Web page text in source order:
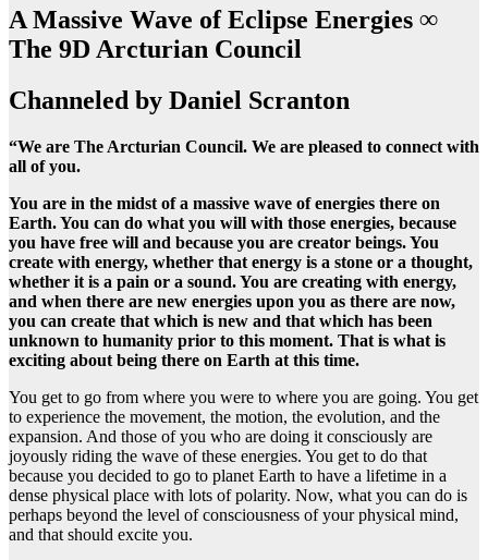
A Massive Wave of Eclipse Energies ∞
The 9D Arcturian Council
Channeled by Daniel Scranton
“We are The Arcturian Council. We are pleased to connect with
all of you.
You are in the midst of a massive wave of energies there on
Earth. You can do what you will with those energies, because
you have free will and because you are creator beings. You
create with energy, whether that energy is a stone or a thought,
whether it is a pain or a sound. You are creating with energy,
and when there are new energies upon you as there are now,
you can create that which is new and that which has been
unknown to humanity prior to this moment. That is what is
exciting about being there on Earth at this time.
You get to go from where you were to where you are going. You get
to experience the movement, the motion, the evolution, and the
expansion. And those of you who are doing it consciously are
joyously riding the wave of these energies. You get to do that
because you decided to go to planet Earth to have a lifetime in a
dense physical place with lots of polarity. Now, what you can do is
perhaps beyond the level of consciousness of your physical mind,
and that should excite you.